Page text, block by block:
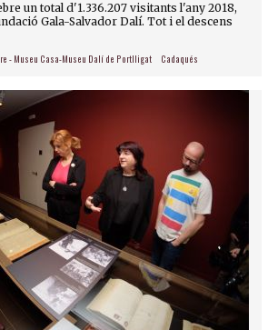
un total d'1.336.207 visitants l'any 2018,
Gala-Salvador Dalí. Tot i el descens
- Museu Casa-Museu Dalí de Portlligat Cadaqués